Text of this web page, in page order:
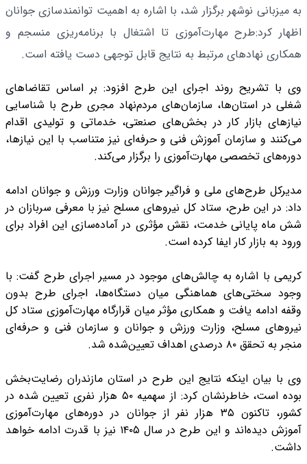
به میزبانی نوشهر برگزار شد، با اشاره به اهمیت توانمندسازی جوانان
اظهار کرد:طرح مهارت‌آموزی تا اشتغال با برنامه‌ریزی منسجم و
همکاری نهادهای مرتبط به نتایج قابل توجهی دست یافته است.
وی با تشریح روند اجرای این طرح افزود: بر اساس تقاضاهای
شغلی در استان‌ها، سازمان‌های مردم‌نهاد مجری طرح با شناسایی
نیازهای بازار کار در بخش‌های صنعتی، خدماتی و تولیدی اقدام
می‌کنند و سازمان آموزش فنی و حرفه‌ای نیز متناسب با این نیازها،
دوره‌های تخصصی مهارت‌آموزی را برگزار می‌کند.
مدیرکل طرح‌های ملی و فراگیر جوانان وزارت ورزش و جوانان ادامه
داد: در این طرح، ستاد کل نیروهای مسلح نیز با معرفی سربازان در
شش ماه پایانی خدمت، نقش مؤثری در آماده‌سازی این افراد برای
ورود به بازار کار ایفا کرده است.
کریمی با اشاره به چالش‌های موجود در مسیر اجرای طرح گفت: با
وجود سختی‌های هماهنگی میان دستگاه‌ها، اجرای طرح بدون
وقفه ادامه یافت و همکاری مؤثر میان قرارگاه مهارت‌آموزی ستاد کل
نیروهای مسلح، وزارت ورزش و جوانان و سازمان فنی و حرفه‌ای
منجر به تحقق ۸۰ درصدی اهداف تعیین‌شده شد.
وی با بیان اینکه نتایج این طرح در استان مازندران رضایت‌بخش
بوده است، خاطرنشان کرد: از سهمیه ۵۰ هزار نفری تعیین شده در
کشور، تاکنون ۳۵ هزار نفر از جوانان در دوره‌های مهارت‌آموزی
آموزش دیده‌اند و این طرح در سال ۱۴۰۵ نیز با قدرت ادامه خواهد
داشت.